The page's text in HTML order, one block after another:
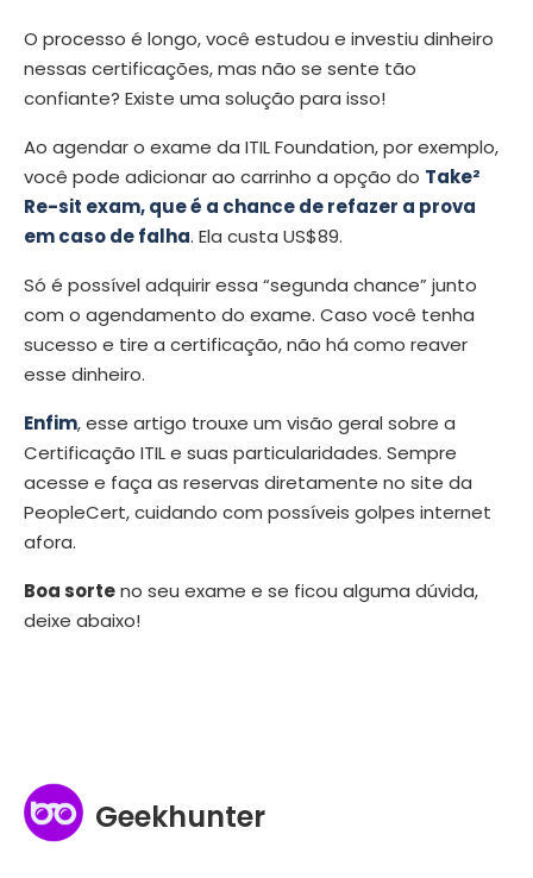
O processo é longo, você estudou e investiu dinheiro
nessas certificações, mas não se sente tão
confiante? Existe uma solução para isso!
Ao agendar o exame da ITIL Foundation, por exemplo,
você pode adicionar ao carrinho a opção do Take²
Re-sit exam, que é a chance de refazer a prova
em caso de falha. Ela custa US$89.
Só é possível adquirir essa “segunda chance” junto
com o agendamento do exame. Caso você tenha
sucesso e tire a certificação, não há como reaver
esse dinheiro.
Enfim, esse artigo trouxe um visão geral sobre a
Certificação ITIL e suas particularidades. Sempre
acesse e faça as reservas diretamente no site da
PeopleCert, cuidando com possíveis golpes internet
afora.
Boa sorteno seu exame e se ficou alguma dúvida,
deixe abaixo!
Geekhunter